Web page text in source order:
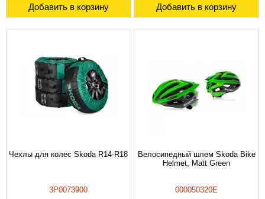
Добавить в корзину Добавить в корзину
Чехлы для колес Skoda R14-R18
3P0073900
Велосипедный шлем Skoda Bike
Helmet, Matt Green
000050320E